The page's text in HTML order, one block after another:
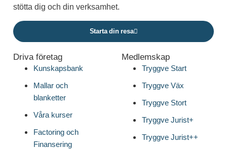
stötta dig och din verksamhet.
Starta din resa
Driva företag
Kunskapsbank
Mallar och
blanketter
Våra kurser
Factoring och
Finansering
Medlemskap
Tryggve Start
Tryggve Väx
Tryggve Stort
Tryggve Jurist+
Tryggve Jurist++